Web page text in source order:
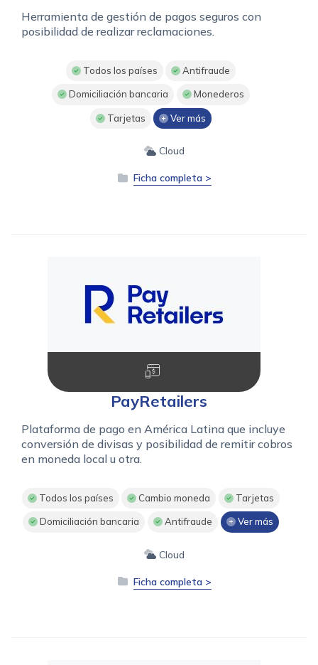
Herramienta de gestión de pagos seguros con
posibilidad de realizar reclamaciones.
Todos los países Antifraude
Domiciliación bancaria Monederos
Tarjetas Ver más
Cloud
Ficha completa >
PayRetailers
Plataforma de pago en América Latina que incluye
conversión de divisas y posibilidad de remitir cobros
en moneda local u otra.
Todos los países Cambio moneda Tarjetas
Domiciliación bancaria Antifraude Ver más
Cloud
Ficha completa >